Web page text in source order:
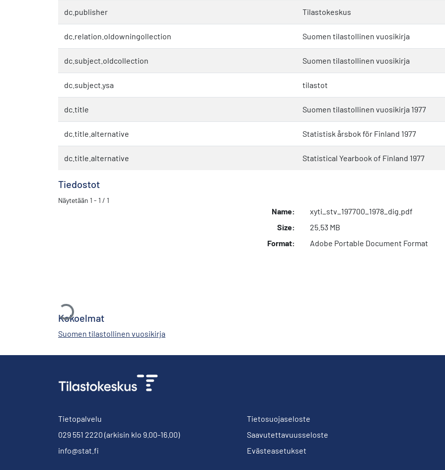
dc.publisher Tilastokeskus
dc.relation.oldowningollection Suomen tilastollinen vuosikirja
dc.subject.oldcollection Suomen tilastollinen vuosikirja
dc.subject.ysa tilastot
dc.title Suomen tilastollinen vuosikirja 1977
dc.title.alternative Statistisk årsbok för Finland 1977
dc.title.alternative Statistical Yearbook of Finland 1977
Tiedostot
Näytetään 1 - 1 / 1
Ladataan...
Name:
xyti_stv_197700_1978_dig.pdf
Size:
25.53 MB
Format:
Adobe Portable Document Format
Kokoelmat
Suomen tilastollinen vuosikirja
Tietopalvelu
029 551 2220 (arkisin klo 9.00-16.00)
info@stat.fi
Tietosuojaseloste
Saavutettavuusseloste
Evästeasetukset